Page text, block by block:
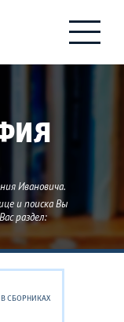
Ивановича.
и поиска Вы
раздел:
В СБОРНИКАХ